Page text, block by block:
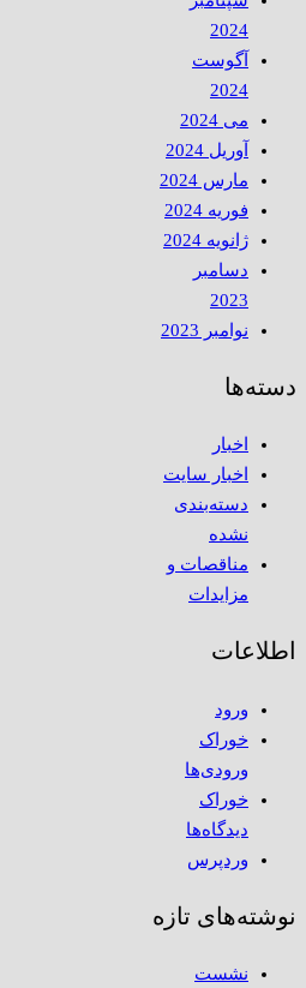
2024
آگوست
2024
می 2024
آوریل 2024
مارس 2024
فوریه 2024
ژانویه 2024
دسامبر
2023
نوامبر 2023
دسته‌ها
اخبار
اخبار سایت
دسته‌بندی
نشده
مناقصات و
مزایدات
اطلاعات
ورود
خوراک
ورودی‌ها
خوراک
دیدگاه‌ها
وردپرس
نوشته‌های تازه
نشست